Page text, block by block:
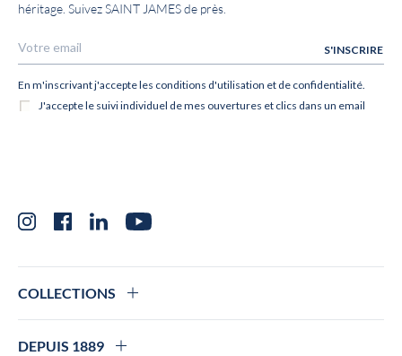
héritage. Suivez SAINT JAMES de près.
InstagramFacebookLinkedInYouTube
COLLECTIONS
DEPUIS 1889